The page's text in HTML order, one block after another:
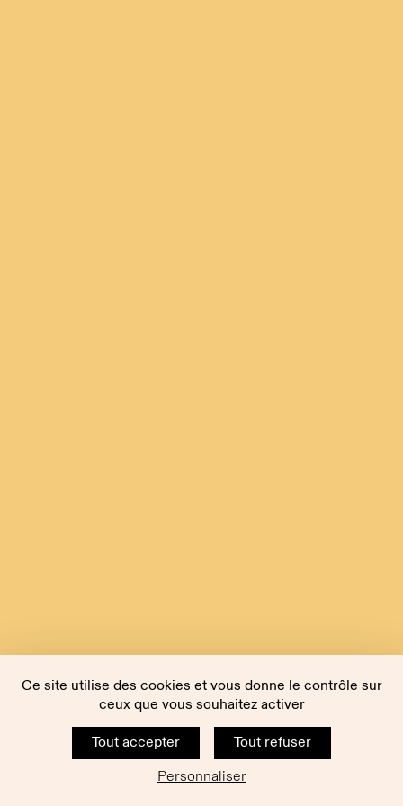
Ce site utilise des cookies et vous donne le contrôle sur
ceux que vous souhaitez activer
Tout accepter
Tout refuser
Personnaliser